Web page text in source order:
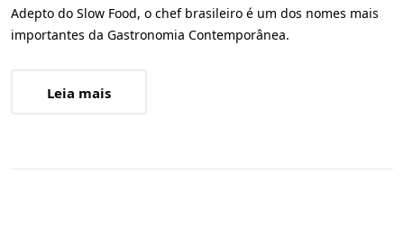
Adepto do Slow Food, o chef brasileiro é um dos nomes mais
importantes da Gastronomia Contemporânea.
Leia mais